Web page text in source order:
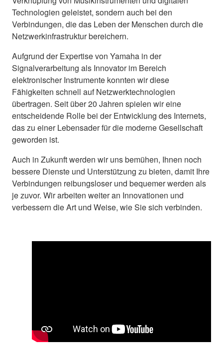
Technologien geleistet, sondern auch bei den
Verbindungen, die das Leben der Menschen durch die
Netzwerkinfrastruktur bereichern.
Aufgrund der Expertise von Yamaha in der
Signalverarbeitung als Innovator im Bereich
elektronischer Instrumente konnten wir diese
Fähigkeiten schnell auf Netzwerktechnologien
übertragen. Seit über 20 Jahren spielen wir eine
entscheidende Rolle bei der Entwicklung des Internets,
das zu einer Lebensader für die moderne Gesellschaft
geworden ist.
Auch in Zukunft werden wir uns bemühen, Ihnen noch
bessere Dienste und Unterstützung zu bieten, damit Ihre
Verbindungen reibungsloser und bequemer werden als
je zuvor. Wir arbeiten weiter an Innovationen und
verbessern die Art und Weise, wie Sie sich verbinden.